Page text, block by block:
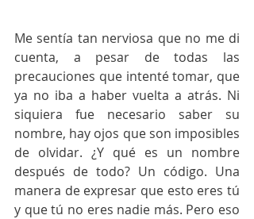
Me sentía tan nerviosa que no me di
cuenta, a pesar de todas las
precauciones que intenté tomar, que
ya no iba a haber vuelta a atrás. Ni
siquiera fue necesario saber su
nombre, hay ojos que son imposibles
de olvidar. ¿Y qué es un nombre
después de todo? Un código. Una
manera de expresar que esto eres tú
y que tú no eres nadie más. Pero eso